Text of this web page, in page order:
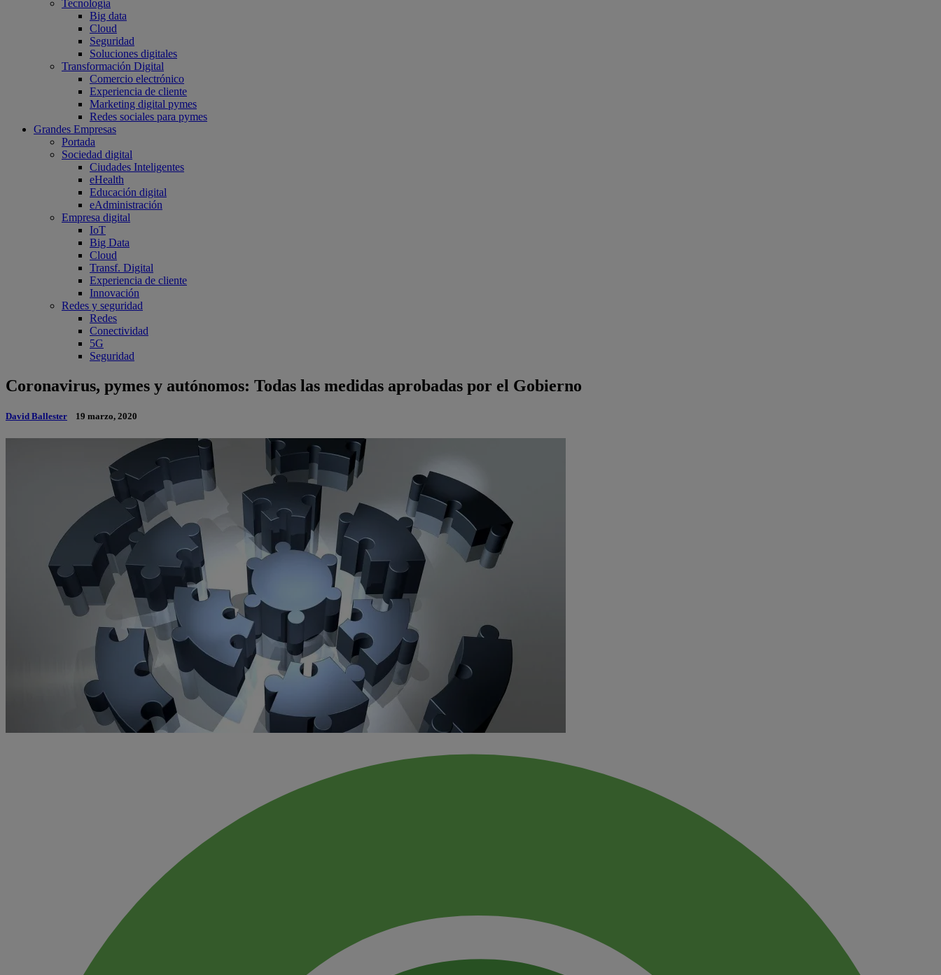
Tecnología
Big data
Cloud
Seguridad
Soluciones digitales
Transformación Digital
Comercio electrónico
Experiencia de cliente
Marketing digital pymes
Redes sociales para pymes
Grandes Empresas
Portada
Sociedad digital
Ciudades Inteligentes
eHealth
Educación digital
eAdministración
Empresa digital
IoT
Big Data
Cloud
Transf. Digital
Experiencia de cliente
Innovación
Redes y seguridad
Redes
Conectividad
5G
Seguridad
Coronavirus, pymes y autónomos: Todas las medidas aprobadas por el Gobierno
David Ballester 19 marzo, 2020